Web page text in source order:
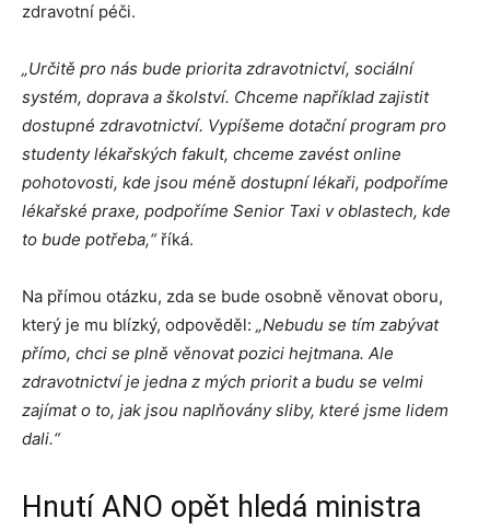
zdravotní péči.
„Určitě pro nás bude priorita zdravotnictví, sociální
systém, doprava a školství. Chceme například zajistit
dostupné zdravotnictví. Vypíšeme dotační program pro
studenty lékařských fakult, chceme zavést online
pohotovosti, kde jsou méně dostupní lékaři, podpoříme
lékařské praxe, podpoříme Senior Taxi v oblastech, kde
to bude potřeba,“říká.
Na přímou otázku, zda se bude osobně věnovat oboru,
který je mu blízký, odpověděl: „Nebudu se tím zabývat
přímo, chci se plně věnovat pozici hejtmana. Ale
zdravotnictví je jedna z mých priorit a budu se velmi
zajímat o to, jak jsou naplňovány sliby, které jsme lidem
dali.“
Hnutí ANO opět hledá ministra